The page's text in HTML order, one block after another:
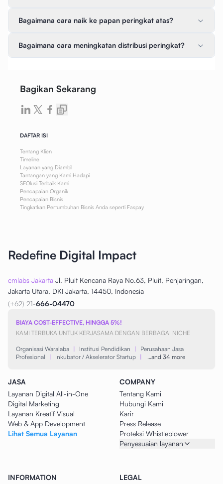
Bagaimana cara naik ke papan peringkat atas?
Bagaimana cara meningkatan distribusi peringkat?
Bagikan Sekarang
DAFTAR ISI
Tentang Klien
Timeline
Layanan yang Diambil
Tantangan yang Kami Hadapi
SEOlusi Terbaik Kami
Pencapaian Organik
Pencapaian Bisnis
Tingkatkan Pertumbuhan Bisnis Anda seperti Faspay
Redefine Digital Impact
cmlabs Jakarta Jl. Pluit Kencana Raya No.63, Pluit, Penjaringan,
Jakarta Utara, DKI Jakarta, 14450, Indonesia
(+62) 21-666-04470
BIAYA COST-EFFECTIVE, HINGGA 5%!
KAMI TERBUKA UNTUK KERJASAMA DENGAN BERBAGAI NICHE
Organisasi Waralaba | Institusi Pendidikan |
Perusahaan Jasa
Profesional
| Inkubator / Akselerator Startup | …and 34 more
JASA
Layanan Digital All-in-One
Digital Marketing
Layanan Kreatif Visual
Web & App Development
Lihat Semua Layanan
COMPANY
Tentang Kami
Hubungi Kami
Karir
Press Release
Proteksi Whistleblower
Penyesuaian layanan
INFORMATION LEGAL